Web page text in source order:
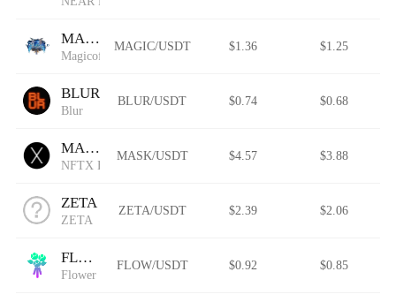
MAGIC
MagicofGold
MAGIC/USDT $1.36 $1.25
BLUR
Blur
BLUR/USDT $0.74 $0.68
MASK
NFTX Hashmasks Index
MASK/USDT $4.57 $3.88
ZETA
ZETA
ZETA/USDT $2.39 $2.06
FLOW
Flower Solana
FLOW/USDT $0.92 $0.85